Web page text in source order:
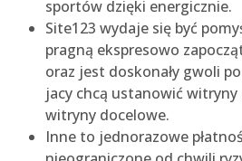
sportów dzięki energicznie.
Site123 wydaje się być
pragną ekspresowo
oraz jest doskonały gwoli
jacy chcą ustanowić
witryny docelowe.
Inne to jednorazowe